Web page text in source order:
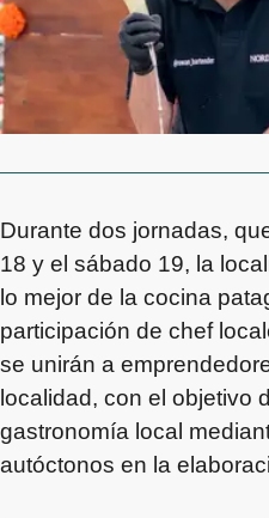
Durante dos jornadas,
18 y el sábado 19, la
lo mejor de la cocina
participación de chef
se unirán a
localidad, con el objetivo
gastronomía local
autóctonos en la